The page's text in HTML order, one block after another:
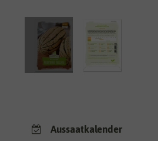
Aussaatkalender